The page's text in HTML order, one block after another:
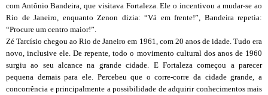
com Antônio Bandeira, que visitava Fortaleza. Ele o incentivou a mudar-se ao
Rio de Janeiro, enquanto Zenon dizia: “Vá em frente!”, Bandeira repetia:
“Procure um centro maior!”.
Zé Tarcísio chegou ao Rio de Janeiro em 1961, com 20 anos de idade. Tudo era
novo, inclusive ele. De repente, todo o movimento cultural dos anos de 1960
surgiu ao seu alcance na grande cidade. E Fortaleza começou a parecer
pequena demais para ele. Percebeu que o corre-corre da cidade grande, a
concorrência e principalmente a possibilidade de adquirir conhecimentos mais